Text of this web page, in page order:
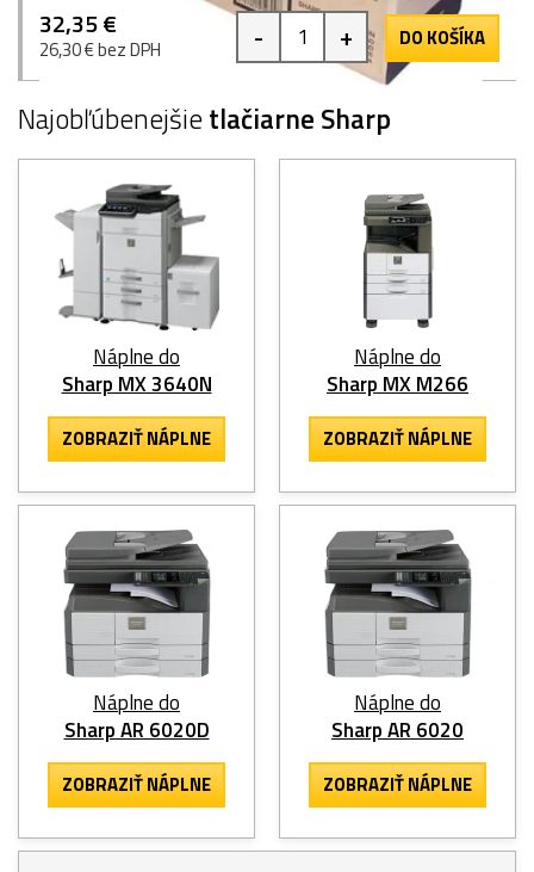
32,35 €
26,30 € bez DPH - + DO KOŠÍKA
Najobľúbenejšietlačiarne Sharp
Náplne do
Sharp MX 3640N
ZOBRAZIŤ NÁPLNE
Náplne do
Sharp MX M266
ZOBRAZIŤ NÁPLNE
Náplne do
Sharp AR 6020D
ZOBRAZIŤ NÁPLNE
Náplne do
Sharp AR 6020
ZOBRAZIŤ NÁPLNE